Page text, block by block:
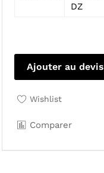
DZ
Ajouter au devis
Wishlist
Comparer